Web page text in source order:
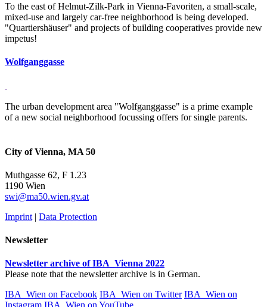
To the east of Helmut-Zilk-Park in Vienna-Favoriten, a small-scale,
mixed-use and largely car-free neighborhood is being developed.
"Quartiershäuser" and projects of building cooperatives provide new
impetus!
Wolfganggasse
The urban development area "Wolfganggasse" is a prime example
of a new social neighborhood focussing offers for single parents.
City of Vienna, MA 50
Muthgasse 62, F 1.23
1190 Wien
swi@ma50.wien.gv.at
Imprint | Data Protection
Newsletter
Newsletter archive of IBA_Vienna 2022
Please note that the newsletter archive is in German.
IBA_Wien on Facebook IBA_Wien on Twitter IBA_Wien on